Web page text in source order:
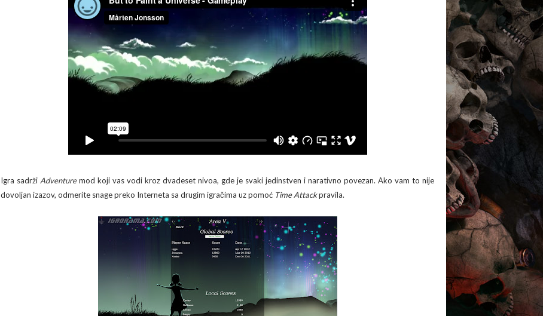
Igra sadrži Adventuremod koji vas vodi kroz dvadeset nivoa, gde je svaki jedinstven i narativno povezan. Ako vam to nije
dovoljan izazov, odmerite snage preko Interneta sa drugim igračima uz pomoć Time Attackpravila.